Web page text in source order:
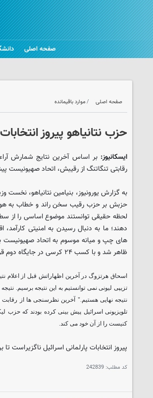
صفحه اصلی
صفحه اصلی موارد باقیمانده
حزب نتانیاهو پیروز
ایسکانیوز: بر اساس آخرین نتایج شمارش
رقابتی تنگاتنگ از رقیبش، اتحاد صهیونیست پیشی گرفت و با کسب
به گزارش یورونیوز، بنیامین نتانیاهو، نخست
حزبش بر حزب رقیب سخن راند و خطاب به
لحظه حقیقی توانستند موضوع اساسی را
دهند؛ ما به دنبال رسیدن به امنیتی
های چپ و میانه موسوم به اتحاد
ظاهر شد و با کسب ۲۴ کرسی در جایگاه دوم قرار گرفت.
اسحاق هرتزوگ در آخرین اظهاراتش قبل از اعلام
تزیپی لیونی نمی توانستیم به این نتیجه برسیم.
نتیجه نهایی هستیم." آخرین نظرسنجی ها از
کنیست را از آن خود می کند.
پیروز انتخابات پارلمانی اسرائیل ناگزیراست
کد مطلب: 242839